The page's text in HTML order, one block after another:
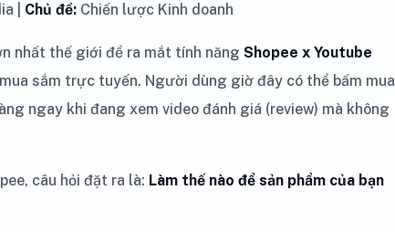
| Chủ đề: Chiến lược Kinh doanh
nhất thế giới để ra mắt tính năng Shopee x Youtube
sắm trực tuyến. Người dùng giờ đây có thể bấm mua
ngay khi đang xem video đánh giá (review) mà không
câu hỏi đặt ra là: Làm thế nào để sản phẩm của bạn